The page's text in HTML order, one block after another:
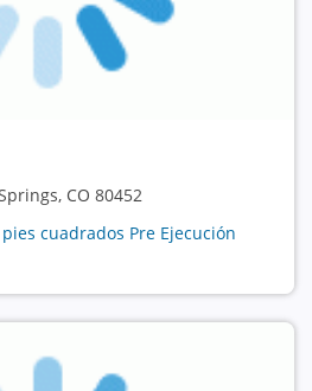
CO 80452
cuadrados Pre Ejecución